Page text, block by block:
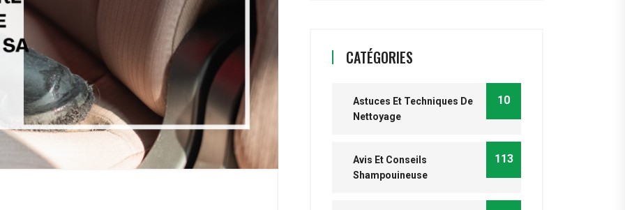
CATÉGORIES
Astuces Et Techniques De
Nettoyage
10
Avis Et Conseils
Shampouineuse
113